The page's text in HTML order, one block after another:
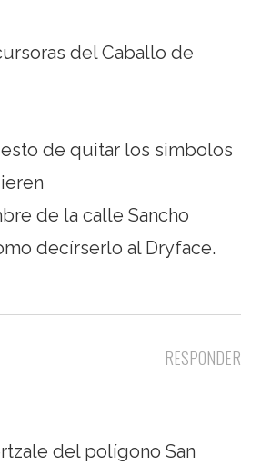
del Caballo de
de quitar los simbolos
de la calle Sancho
decírserlo al Dryface.
RESPONDER
del polígono San